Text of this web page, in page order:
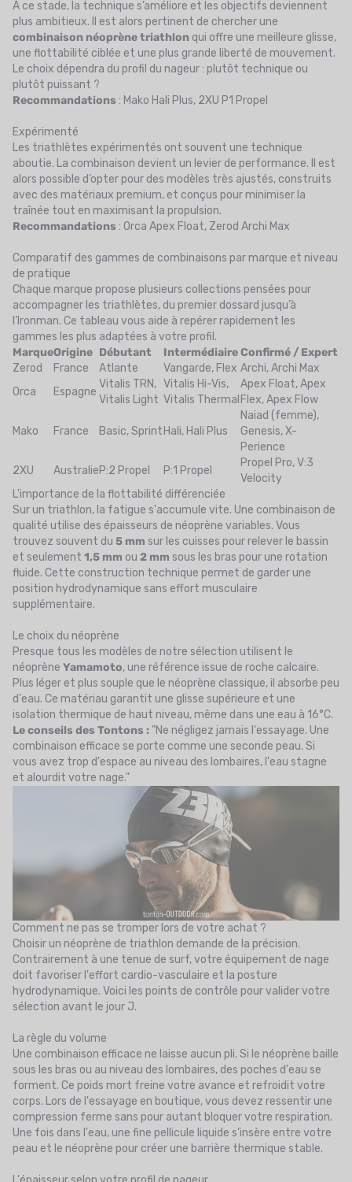
À ce stade, la technique s’améliore et les objectifs deviennent
plus ambitieux. Il est alors pertinent de chercher une
combinaison néoprène triathlon qui offre une meilleure glisse,
une flottabilité ciblée et une plus grande liberté de mouvement.
Le choix dépendra du profil du nageur : plutôt technique ou
plutôt puissant ?
Recommandations : Mako Hali Plus, 2XU P1 Propel
Expérimenté
Les triathlètes expérimentés ont souvent une technique
aboutie. La combinaison devient un levier de performance. Il est
alors possible d’opter pour des modèles très ajustés, construits
avec des matériaux premium, et conçus pour minimiser la
traînée tout en maximisant la propulsion.
Recommandations : Orca Apex Float, Zerod Archi Max
Comparatif des gammes de combinaisons par marque et niveau
de pratique
Chaque marque propose plusieurs collections pensées pour
accompagner les triathlètes, du premier dossard jusqu’à
l’Ironman. Ce tableau vous aide à repérer rapidement les
gammes les plus adaptées à votre profil.
MarqueOrigine Débutant IntermédiaireConfirmé / Expert
Zerod
France Atlante Vangarde, Flex Archi, Archi Max
Orca
Espagne
Vitalis TRN,
Vitalis Light
Vitalis Hi-Vis,
Vitalis Thermal
Apex Float, Apex
Flex, Apex Flow
Mako France Basic, Sprint Hali, Hali Plus
Naiad (femme),
Genesis, X-
Perience
2XU
AustralieP:2 Propel P:1 Propel
Propel Pro, V:3
Velocity
L'importance de la flottabilité différenciée
Sur un triathlon, la fatigue s'accumule vite. Une combinaison de
qualité utilise des épaisseurs de néoprène variables. Vous
trouvez souvent du 5 mm sur les cuisses pour relever le bassin
et seulement 1,5 mm ou 2 mm sous les bras pour une rotation
fluide. Cette construction technique permet de garder une
position hydrodynamique sans effort musculaire
supplémentaire.
Le choix du néoprène
Presque tous les modèles de notre sélection utilisent le
néoprène Yamamoto, une référence issue de roche calcaire.
Plus léger et plus souple que le néoprène classique, il absorbe peu
d'eau. Ce matériau garantit une glisse supérieure et une
isolation thermique de haut niveau, même dans une eau à 16°C.
Le conseils des Tontons : "Ne négligez jamais l'essayage. Une
combinaison efficace se porte comme une seconde peau. Si
vous avez trop d'espace au niveau des lombaires, l'eau stagne
et alourdit votre nage."
Comment ne pas se tromper lors de votre achat ?
Choisir un néoprène de triathlon demande de la précision.
Contrairement à une tenue de surf, votre équipement de nage
doit favoriser l'effort cardio-vasculaire et la posture
hydrodynamique. Voici les points de contrôle pour valider votre
sélection avant le jour J.
La règle du volume
Une combinaison efficace ne laisse aucun pli. Si le néoprène baille
sous les bras ou au niveau des lombaires, des poches d'eau se
forment. Ce poids mort freine votre avance et refroidit votre
corps. Lors de l'essayage en boutique, vous devez ressentir une
compression ferme sans pour autant bloquer votre respiration.
Une fois dans l'eau, une fine pellicule liquide s'insère entre votre
peau et le néoprène pour créer une barrière thermique stable.